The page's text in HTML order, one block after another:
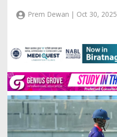
Prem Dewan | Oct 30, 2025